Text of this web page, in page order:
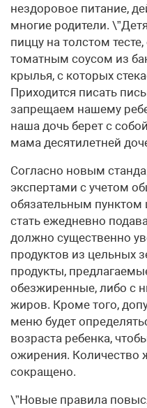
нездоровое питание,
многие родители.
пиццу на толстом
томатным соусом из
крылья, с которых
Приходится писать
запрещаем нашему
наша дочь берет с
мама десятилетней
Согласно новым
экспертами с учетом
обязательным
стать ежедневно
должно существенно
продуктов из цельных
продукты,
обезжиренные, либо с
жиров. Кроме того,
меню будет
возраста ребенка,
ожирения. Количество
сокращено.
\”Новые правила